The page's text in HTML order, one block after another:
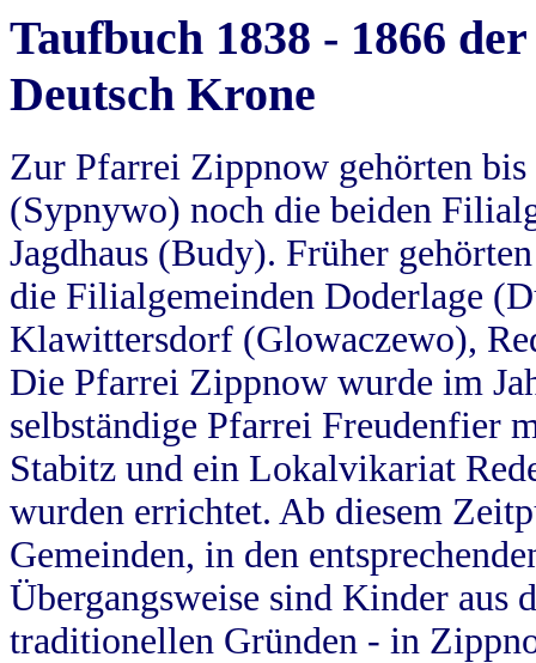
Taufbuch 1838 - 1866
Deutsch Krone
Zur Pfarrei Zippnow gehörten
(Sypnywo) noch die beiden
Jagdhaus (Budy). Früher
die Filialgemeinden Doderlage
Klawittersdorf (Glowaczewo),
Die Pfarrei Zippnow wurde im
selbständige Pfarrei Freudenfier
Stabitz und ein Lokalvikariat
wurden errichtet. Ab diesem
Gemeinden, in den
Übergangsweise sind Kinder aus
traditionellen Gründen - in